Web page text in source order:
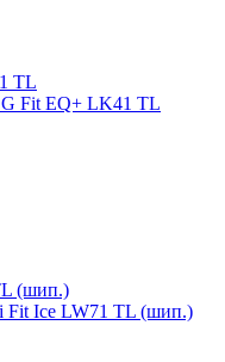
Fit EQ+ LK41 TL
Fit Ice LW71 TL (шип.)